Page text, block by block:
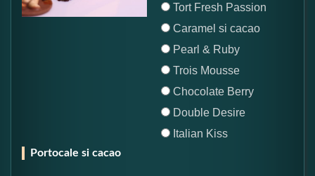
Tort Fresh Passion
Caramel si cacao
Pearl & Ruby
Trois Mousse
Chocolate Berry
Double Desire
Italian Kiss
Portocale si cacao